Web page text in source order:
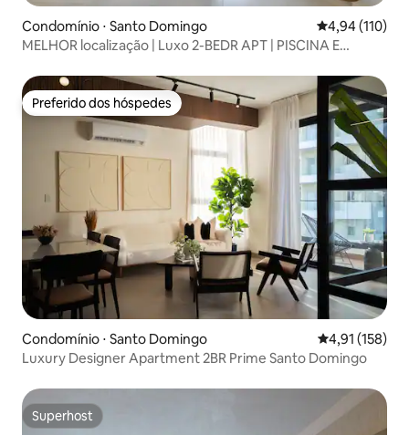
Condomínio ⋅ Santo Domingo 4,94 de uma
4,94 (110)
MELHOR localização | Luxo 2-BEDR APT | PISCINA E
Preferido dos hóspedes
Preferido dos hóspedes
Condomínio ⋅ Santo Domingo 4,91 de uma
4,91 (158)
Luxury Designer Apartment 2BR Prime Santo Domingo
Superhost
Superhost